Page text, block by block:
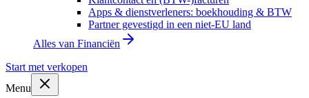
Apps & dienstverleners: boekhouding & BTW
Partner gevestigd in een niet-EU land
Alles van Financiën
Start met verkopen
Menu